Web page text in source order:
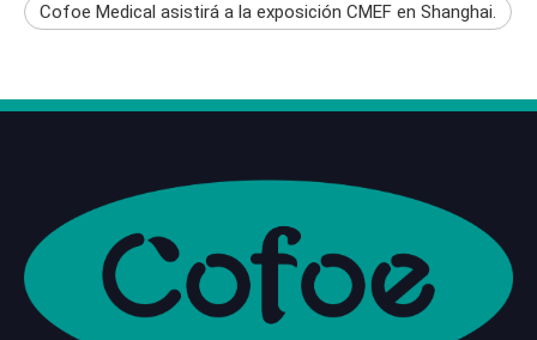
Cofoe Medical asistirá a la exposición CMEF en Shanghai.